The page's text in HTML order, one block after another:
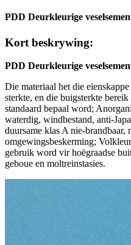
PDD Deurkleurige
Kort beskrywing:
PDD Deurkleurige
Die materiaal het die
sterkte, en die buigsterkte
standaard bepaal word;
waterdig, windbestand, anti-
duursame klas A nie-brandbaar,
omgewingsbeskerming;
gebruik word vir hoëgraadse
geboue en moltreinstasies.